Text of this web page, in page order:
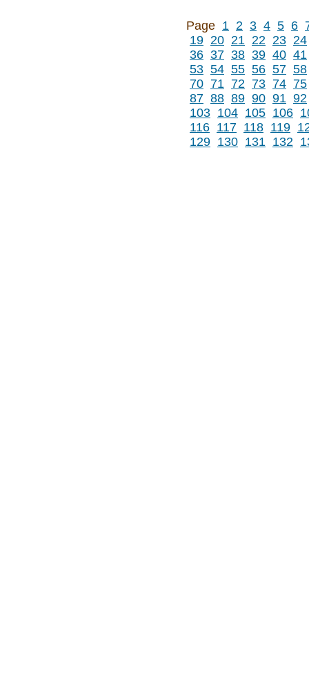
Page 1 2 3 4 5 6
19 20 21 22 23 24
36 37 38 39 40 41
53 54 55 56 57 58
70 71 72 73 74 75
87 88 89 90 91 92
103 104 105 106
116 117 118 119
129 130 131 132